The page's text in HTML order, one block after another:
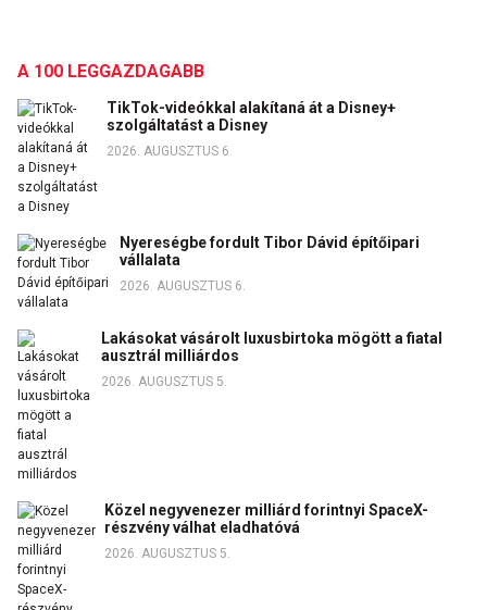
A 100 LEGGAZDAGABB
TikTok-videókkal alakítaná át a Disney+
szolgáltatást a Disney
2026. AUGUSZTUS 6.
Nyereségbe fordult Tibor Dávid építőipari
vállalata
2026. AUGUSZTUS 6.
Lakásokat vásárolt luxusbirtoka mögött a fiatal
ausztrál milliárdos
2026. AUGUSZTUS 5.
Közel negyvenezer milliárd forintnyi SpaceX-
részvény válhat eladhatóvá
2026. AUGUSZTUS 5.